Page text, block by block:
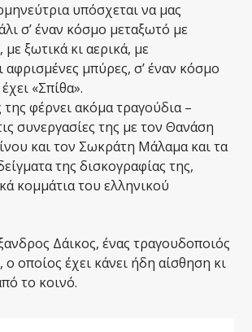
υπόσχεται να μας
σ’ έναν κόσμο μεταξωτό με
ξωτικά κι αερικά, με
αφρισμένες μπύρες, σ’ έναν κόσμο
«Σπίθα».
της φέρνει ακόμα τραγούδια –
συνεργασίες της με τον Θανάση
και τον Σωκράτη Μάλαμα και τα
της δισκογραφίας της,
κομμάτια του ελληνικού
Δάικος, ένας τραγουδοποιός
ο οποίος έχει κάνει ήδη αίσθηση κι
το κοινό.